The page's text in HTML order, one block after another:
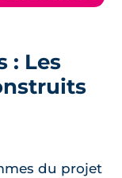
: Les
du projet